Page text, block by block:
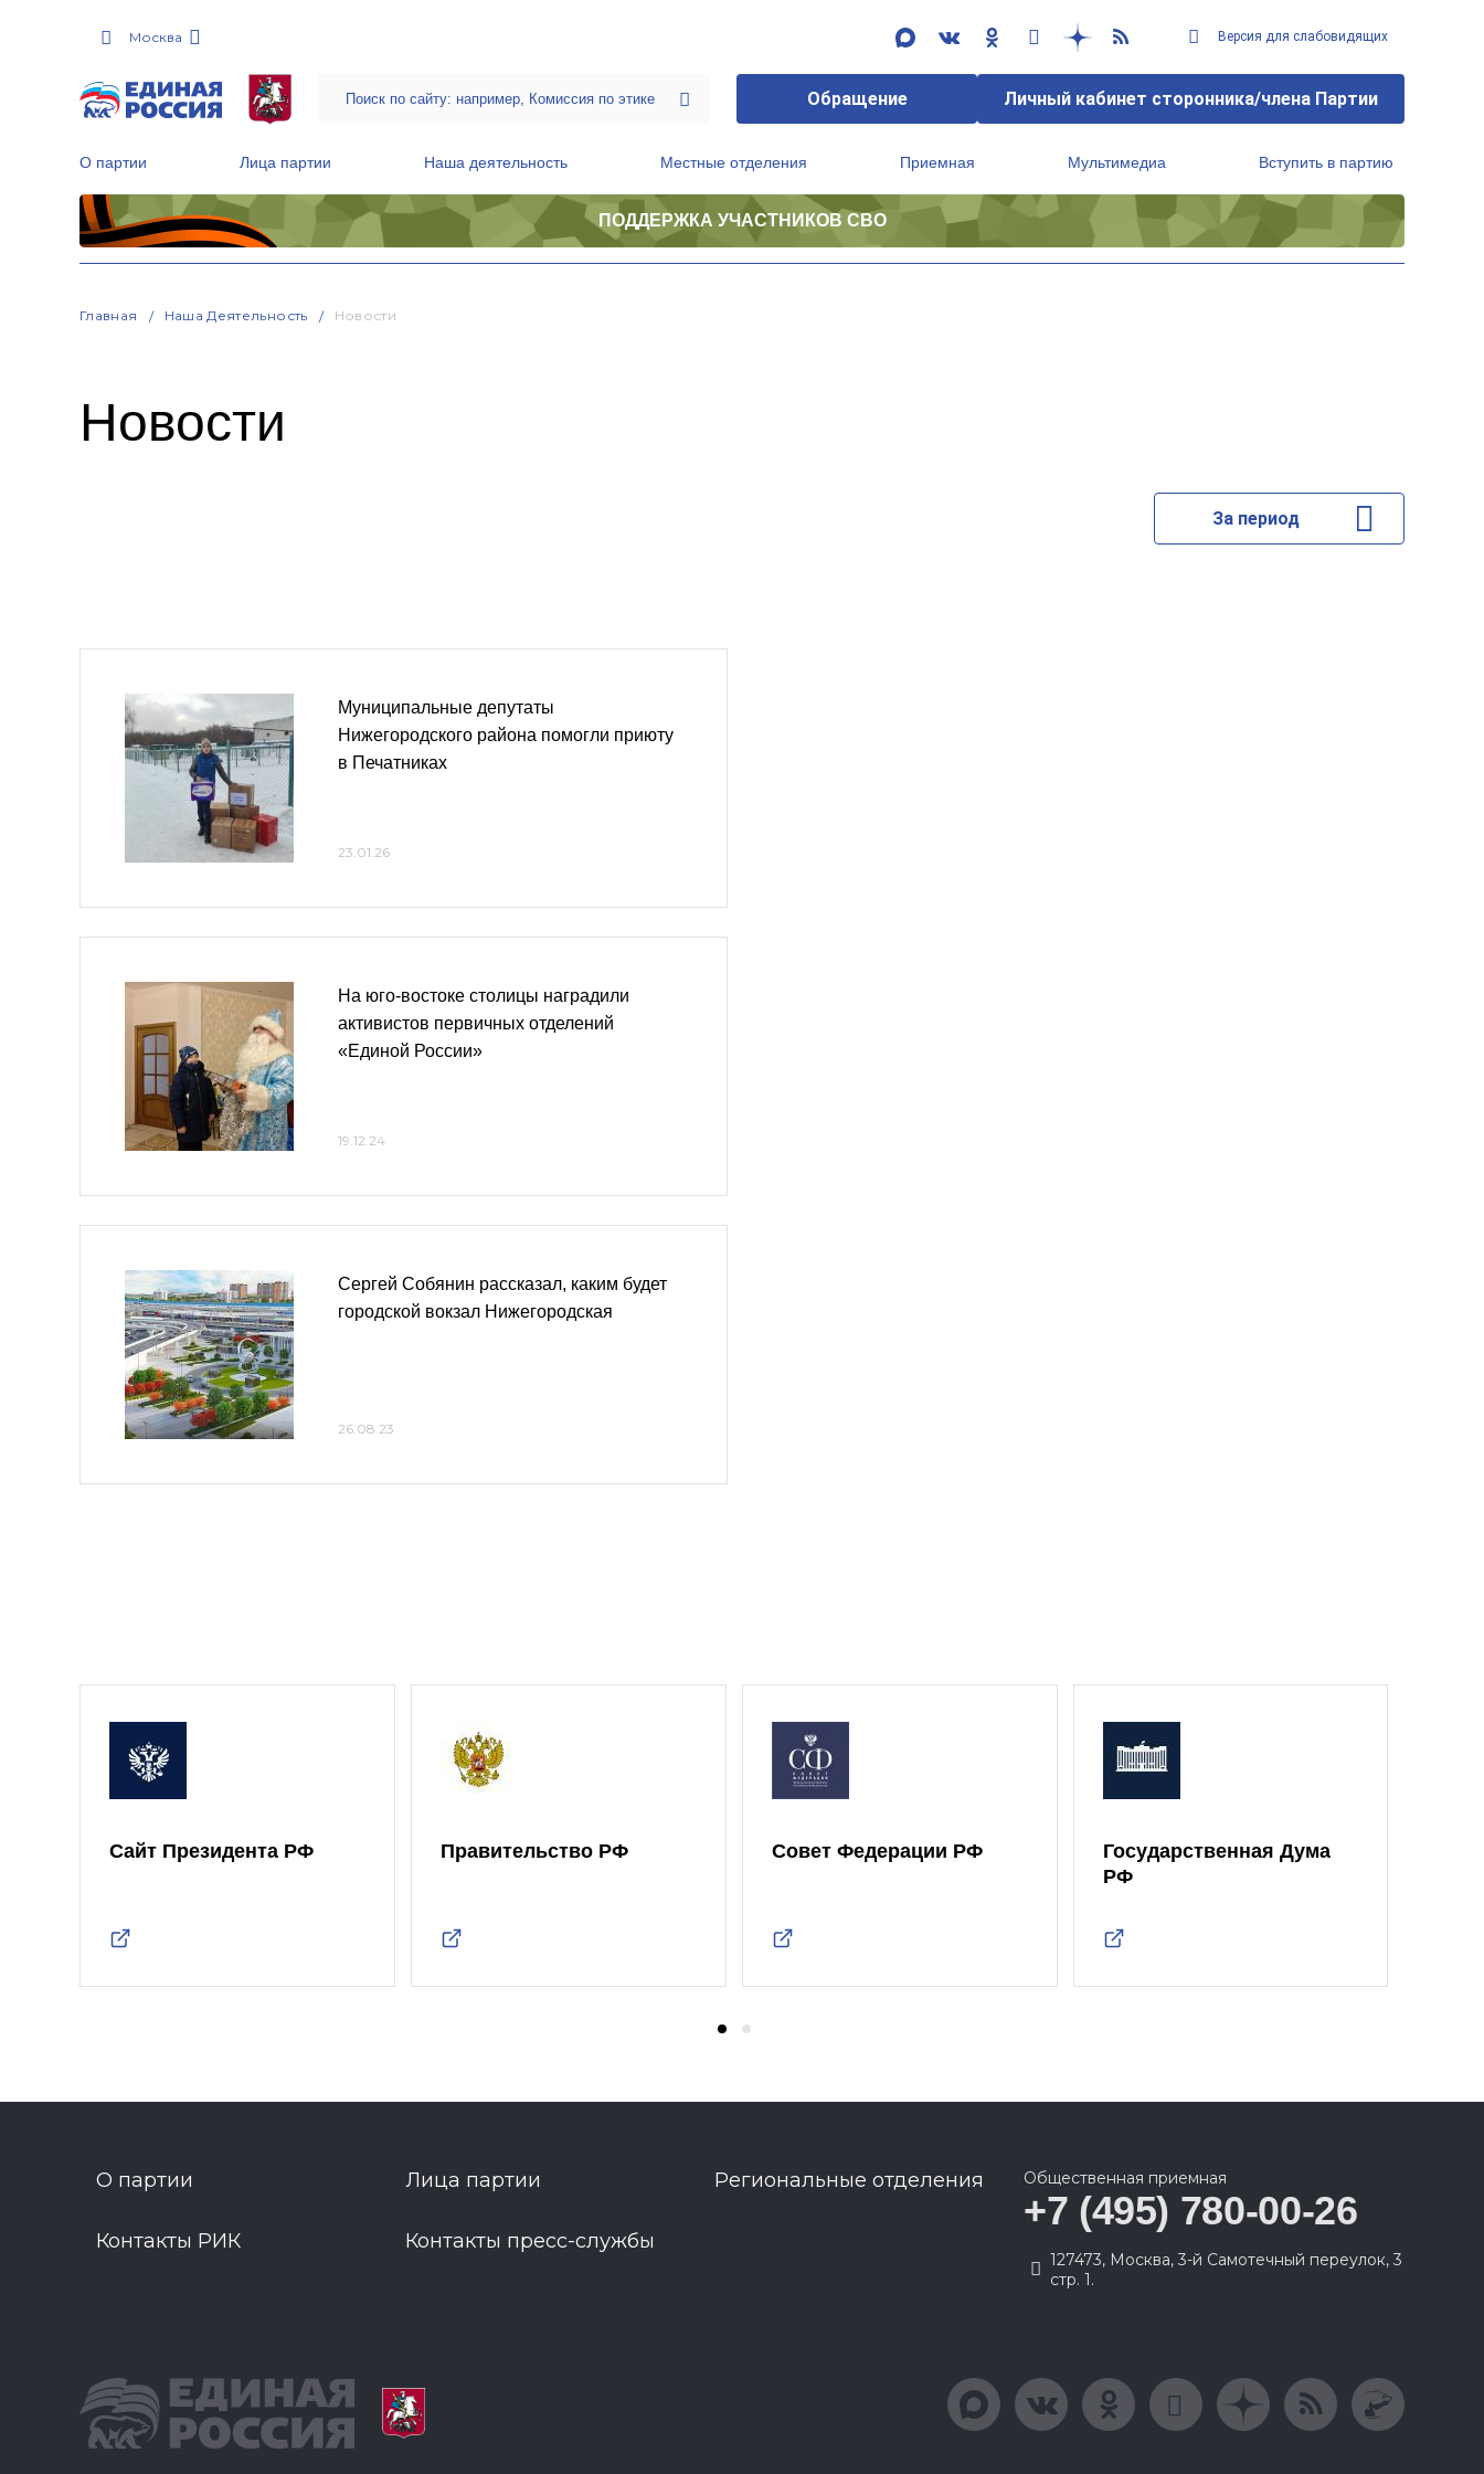
Москва Версия для слабовидящих
Обращение Личный кабинет сторонника/члена Партии
О партии Лица партии Наша деятельность Местные отделения Приемная Мультимедиа Вступить в партию
ПОДДЕРЖКА УЧАСТНИКОВ СВО
Главная Наша Деятельность Новости
Новости
За период
Муниципальные депутаты
Нижегородского района помогли приюту
в Печатниках
23.01.26
На юго-востоке столицы наградили
активистов первичных отделений
«Единой России»
19.12.24
Сергей Собянин рассказал, каким будет
городской вокзал Нижегородская
26.08.23
Сайт Президента РФ Правительство РФ Совет Федерации РФ
Государственная Дума
РФ
О партии Лица партии Региональные отделения
Контакты РИК Контакты пресс-службы
Общественная приемная
+7 (495) 780-00-26
127473, Москва, 3-й Самотечный переулок, 3
стр. 1.